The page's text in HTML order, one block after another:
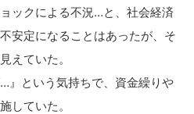
ックによる不況…と、社会経済
安定になることはあったが、そ
えていた。
』という気持ちで、資金繰りや
していた。